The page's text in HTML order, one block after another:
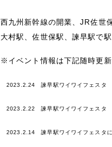
西九州新幹線の開業、JR佐世
大村駅、佐世保駅、諫早駅で
※イベント情報は下記随時更新
2023.2.24 諫早駅ワイワイフェスタ
2023.2.22 諫早駅ワイワイフェスタ
2023.2.14 諫早駅ワイワイフェスタに